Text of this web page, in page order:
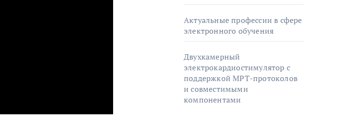
Актуальные профессии в сфере
электронного обучения
Двухкамерный
электрокардиостимулятор с
поддержкой МРТ-протоколов
и совместимыми
компонентами